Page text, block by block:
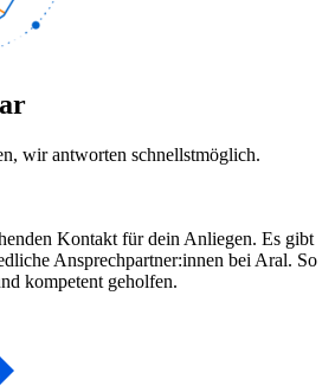
wir antworten schnellstmöglich.
Kontakt für dein Anliegen. Es gibt
Ansprechpartner:innen bei Aral. So
kompetent geholfen.